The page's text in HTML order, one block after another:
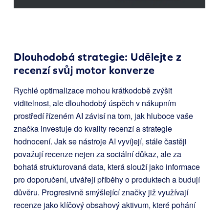
Dlouhodobá strategie: Udělejte z
recenzí svůj motor konverze
Rychlé optimalizace mohou krátkodobě zvýšit
viditelnost, ale dlouhodobý úspěch v nákupním
prostředí řízeném AI závisí na tom, jak hluboce vaše
značka investuje do kvality recenzí a strategie
hodnocení. Jak se nástroje AI vyvíjejí, stále častěji
považují recenze nejen za sociální důkaz, ale za
bohatá strukturovaná data, která slouží jako informace
pro doporučení, utvářejí příběhy o produktech a budují
důvěru. Progresivně smýšlející značky již využívají
recenze jako klíčový obsahový aktivum, které pohání